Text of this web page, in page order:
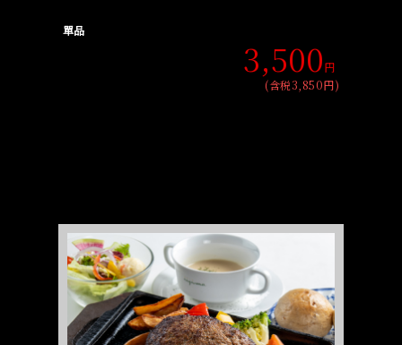
單品
3,500円
(含税3,850円)